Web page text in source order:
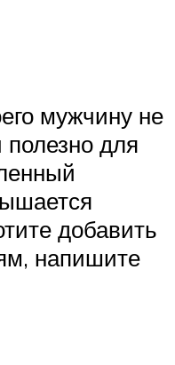
мужчину не
полезно для
добавить
напишите